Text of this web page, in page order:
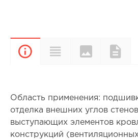
ОписаниеХарактеристики
Цвета и
Область применения:
отделка внешних углов
выступающих элементов
конструкций